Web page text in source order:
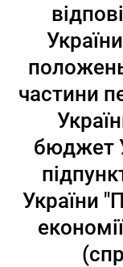
частини
бюджет
України